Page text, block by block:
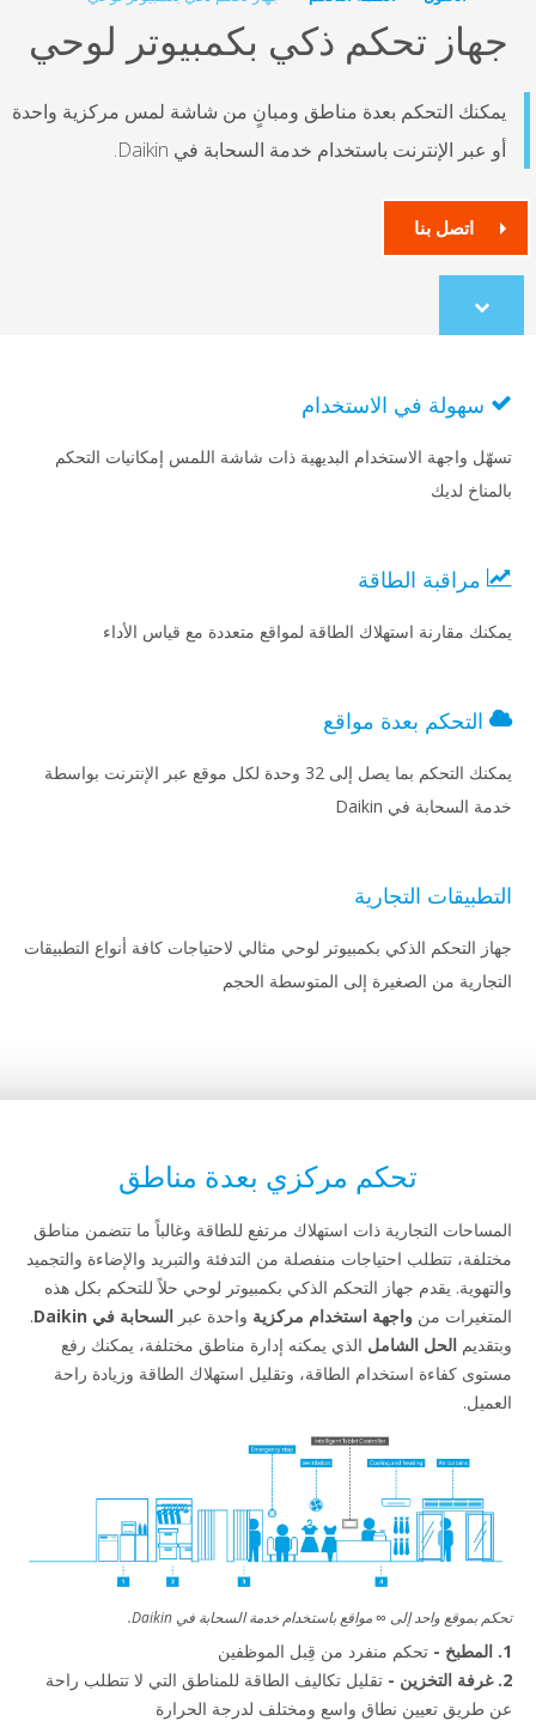
جهاز تحكم ذكي بكمبيوتر لوحي
يمكنك التحكم بعدة مناطق ومبانٍ من شاشة لمس مركزية واحدة
أو عبر الإنترنت باستخدام خدمة السحابة في Daikin.
اتصل بنا
Scroll
to
سهولة في الاستخدام
تسهّل واجهة الاستخدام البديهية ذات شاشة اللمس إمكانيات التحكم
بالمناخ لديك
مراقبة الطاقة
يمكنك مقارنة استهلاك الطاقة لمواقع متعددة مع قياس الأداء
التحكم بعدة مواقع
يمكنك التحكم بما يصل إلى 32 وحدة لكل موقع عبر الإنترنت بواسطة
خدمة السحابة في Daikin
التطبيقات التجارية
جهاز التحكم الذكي بكمبيوتر لوحي مثالي لاحتياجات كافة أنواع التطبيقات
التجارية من الصغيرة إلى المتوسطة الحجم
تحكم مركزي بعدة مناطق
المساحات التجارية ذات استهلاك مرتفع للطاقة وغالباً ما تتضمن مناطق
مختلفة، تتطلب احتياجات منفصلة من التدفئة والتبريد والإضاءة والتجميد
والتهوية. يقدم جهاز التحكم الذكي بكمبيوتر لوحي حلاً للتحكم بكل هذه
المتغيرات من واجهة استخدام مركزية واحدة عبر السحابة في Daikin
.
وبتقديم الحل الشامل الذي يمكنه إدارة مناطق مختلفة، يمكنك رفع
مستوى كفاءة استخدام الطاقة، وتقليل استهلاك الطاقة وزيادة راحة
العميل.
تحكم بموقع واحد إلى ∞ مواقع باستخدام خدمة السحابة في Daikin.
1. المطبخ -
تحكم منفرد من قِبل الموظفين
2. غرفة التخزين -
تقليل تكاليف الطاقة للمناطق التي لا تتطلب راحة
عن طريق تعيين نطاق واسع ومختلف لدرجة الحرارة